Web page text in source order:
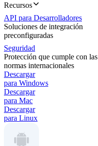
Recursos
API para Desarrolladores
Soluciones de integración
preconfiguradas
Seguridad
Protección que cumple con las
normas internacionales
Descargar
para Windows
Descargar
para Mac
Descargar
para Linux